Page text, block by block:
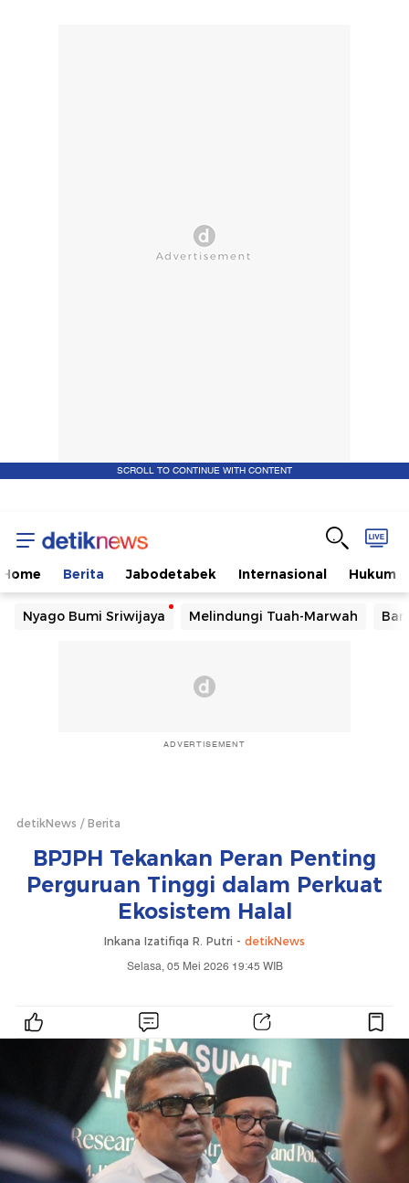
SCROLL TO CONTINUE WITH CONTENT
Home Berita Jabodetabek Internasional Hukum
Nyago Bumi Sriwijaya Melindungi Tuah-Marwah
ADVERTISEMENT
detikNews Berita
BPJPH Tekankan Peran Penting
Perguruan Tinggi dalam Perkuat
Ekosistem Halal
Inkana Izatifiqa R. Putri - detikNews
Selasa, 05 Mei 2026 19:45 WIB